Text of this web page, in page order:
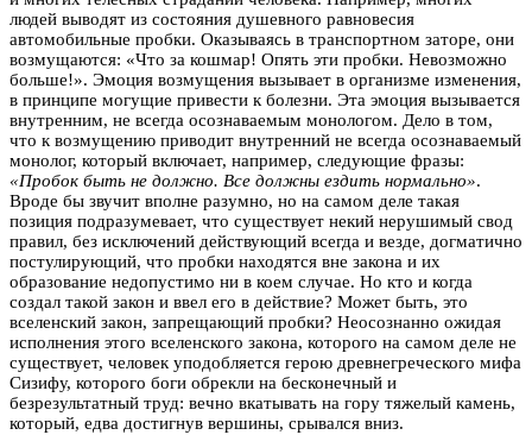
людей выводят из состояния душевного равновесия
автомобильные пробки. Оказываясь в транспортном заторе, они
возмущаются: «Что за кошмар! Опять эти пробки. Невозможно
больше!». Эмоция возмущения вызывает в организме изменения,
в принципе могущие привести к болезни. Эта эмоция вызывается
внутренним, не всегда осознаваемым монологом. Дело в том,
что к возмущению приводит внутренний не всегда осознаваемый
монолог, который включает, например, следующие фразы:
«Пробок быть не должно. Все должны ездить нормально».
Вроде бы звучит вполне разумно, но на самом деле такая
позиция подразумевает, что существует некий нерушимый свод
правил, без исключений действующий всегда и везде, догматично
постулирующий, что пробки находятся вне закона и их
образование недопустимо ни в коем случае. Но кто и когда
создал такой закон и ввел его в действие? Может быть, это
вселенский закон, запрещающий пробки? Неосознанно ожидая
исполнения этого вселенского закона, которого на самом деле не
существует, человек уподобляется герою древнегреческого мифа
Сизифу, которого боги обрекли на бесконечный и
безрезультатный труд: вечно вкатывать на гору тяжелый камень,
который, едва достигнув вершины, срывался вниз.